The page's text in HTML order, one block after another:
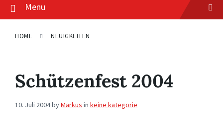
Menu
HOME NEUIGKEITEN
Schützenfest 2004
10. Juli 2004byMarkus in keine kategorie